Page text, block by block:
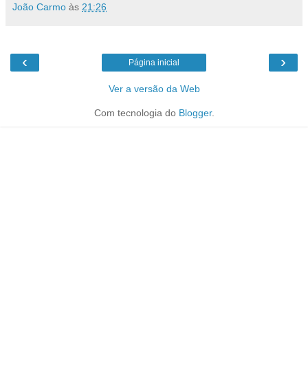
João Carmo às 21:26
‹ ›
Página inicial
Ver a versão da Web
Com tecnologia do Blogger.